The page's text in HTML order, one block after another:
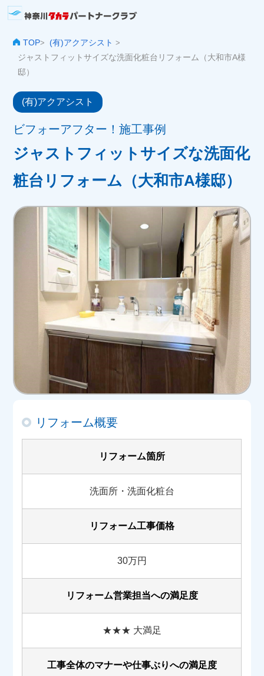
TOP> (有)アクアシスト>
ジャストフィットサイズな洗面化粧台リフォーム（大和市A様
邸）
(有)アクアシスト
ビフォーアフター！施工事例
ジャストフィットサイズな洗面化
粧台リフォーム（大和市A様邸）
リフォーム概要
リフォーム箇所
洗面所・洗面化粧台
リフォーム工事価格
30万円
リフォーム営業担当への満足度
★★★ 大満足
工事全体のマナーや仕事ぶりへの満足度